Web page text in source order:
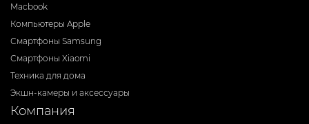
Macbook
Компьютеры Apple
Смартфоны Samsung
Смартфоны Xiaomi
Техника для дома
Экшн-камеры и аксессуары
Компания